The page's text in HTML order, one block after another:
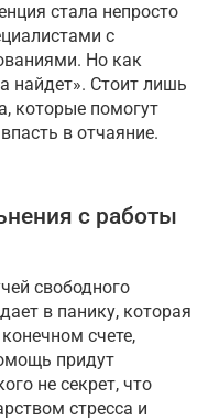
стала непросто
с
Но как
найдет». Стоит лишь
которые помогут
в отчаяние.
с работы
свободного
в панику, которая
счете,
придут
не секрет, что
стресса и